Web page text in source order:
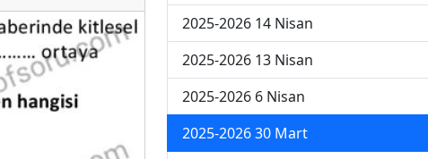
2025-2026 14 Nisan
2025-2026 13 Nisan
2025-2026 6 Nisan
2025-2026 30 Mart